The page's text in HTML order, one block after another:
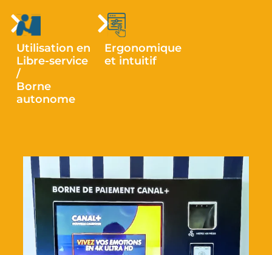
Utilisation en
Libre-service
/
Borne
autonome
Ergonomique
et intuitif